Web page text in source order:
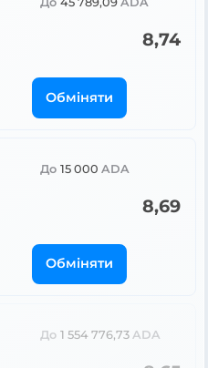
8,74
Обміняти
До 15 000 ADA
8,69
Обміняти
До 1 554 776,73 ADA